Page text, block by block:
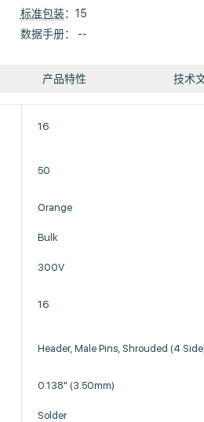
标准包装：15
数据手册： --
产品特性 技术
16
50
Orange
Bulk
300V
16
Header, Male Pins, Shrouded (4
0.138" (3.50mm)
Solder